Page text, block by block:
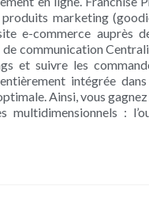
marketing
e-commerce
communication
et suivre les
intégrée
Ainsi, vous
: